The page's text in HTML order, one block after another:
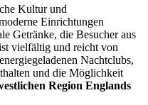
Kultur und
Einrichtungen
Getränke, die Besucher aus
vielfältig und reicht von
Nachtclubs,
und die Möglichkeit
Region Englands